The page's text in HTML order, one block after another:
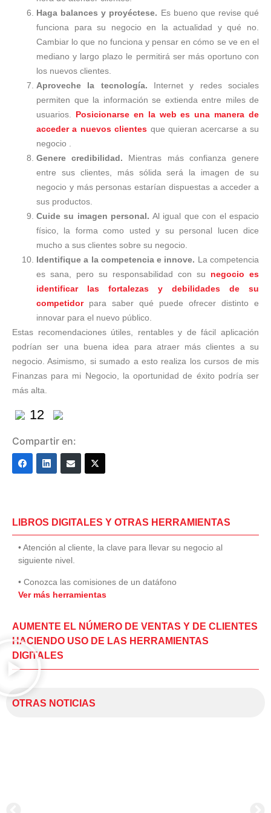
Haga balances y proyéctese. Es bueno que revise qué
funciona para su negocio en la actualidad y qué no.
Cambiar lo que no funciona y pensar en cómo se ve en el
mediano y largo plazo le permitirá ser más oportuno con
los nuevos clientes.
Aproveche la tecnología. Internet y redes sociales
permiten que la información se extienda entre miles de
usuarios. Posicionarse en la web es una manera de
acceder a nuevos clientes que quieran acercarse a su
negocio .
Genere credibilidad. Mientras más confianza genere
entre sus clientes, más sólida será la imagen de su
negocio y más personas estarían dispuestas a acceder a
sus productos.
Cuide su imagen personal. Al igual que con el espacio
físico, la forma como usted y su personal lucen dice
mucho a sus clientes sobre su negocio.
Identifique a la competencia e innove. La competencia
es sana, pero su responsabilidad con su negocio es
identificar las fortalezas y debilidades de su
competidorpara saber qué puede ofrecer distinto e
innovar para el nuevo público.
Estas recomendaciones útiles, rentables y de fácil aplicación
podrían ser una buena idea para atraer más clientes a su
negocio. Asimismo, si sumado a esto realiza los cursos de mis
Finanzas para mi Negocio, la oportunidad de éxito podría ser
más alta.
12
Compartir en:
LIBROS DIGITALES Y OTRAS HERRAMIENTAS
• Atención al cliente, la clave para llevar su negocio al
siguiente nivel.
• Conozca las comisiones de un datáfono
Ver más herramientas
AUMENTE EL NÚMERO DE VENTAS Y DE CLIENTES
HACIENDO USO DE LAS HERRAMIENTAS
DIGITALES
OTRAS NOTICIAS